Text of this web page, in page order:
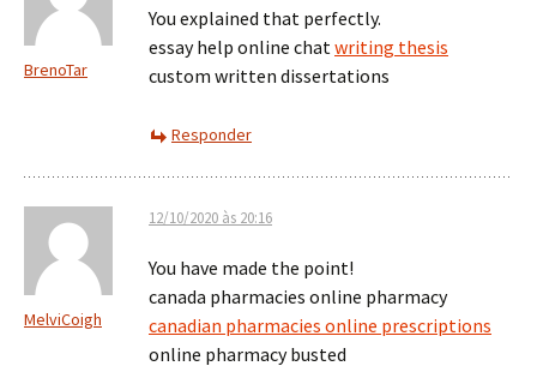
BrenoTar
You explained that perfectly.
essay help online chatwriting thesis
custom written dissertations
Responder
MelviCoigh
12/10/2020 às 20:16
You have made the point!
canada pharmacies online pharmacy
canadian pharmacies online prescriptions
online pharmacy busted